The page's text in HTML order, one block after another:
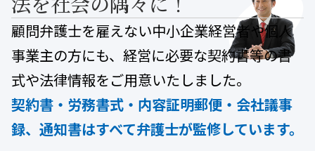
顧問弁護士を雇えない中小企業経営者や個人
事業主の方にも、 経営に必要な契約書等の書
式や法律情報をご用意いたしました。
契約書・労務書式・内容証明郵便・会社議事
録、通知書はすべて弁護士が監修しています。